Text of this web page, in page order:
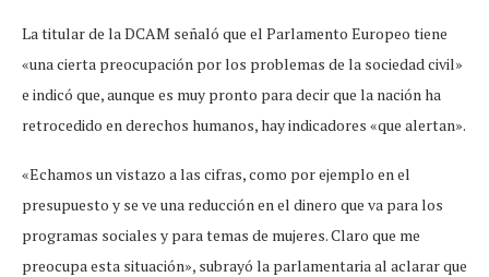
La titular de la DCAM señaló que el Parlamento Europeo tiene
«una cierta preocupación por los problemas de la sociedad civil»
e indicó que, aunque es muy pronto para decir que la nación ha
retrocedido en derechos humanos, hay indicadores «que alertan».
«Echamos un vistazo a las cifras, como por ejemplo en el
presupuesto y se ve una reducción en el dinero que va para los
programas sociales y para temas de mujeres. Claro que me
preocupa esta situación», subrayó la parlamentaria al aclarar que